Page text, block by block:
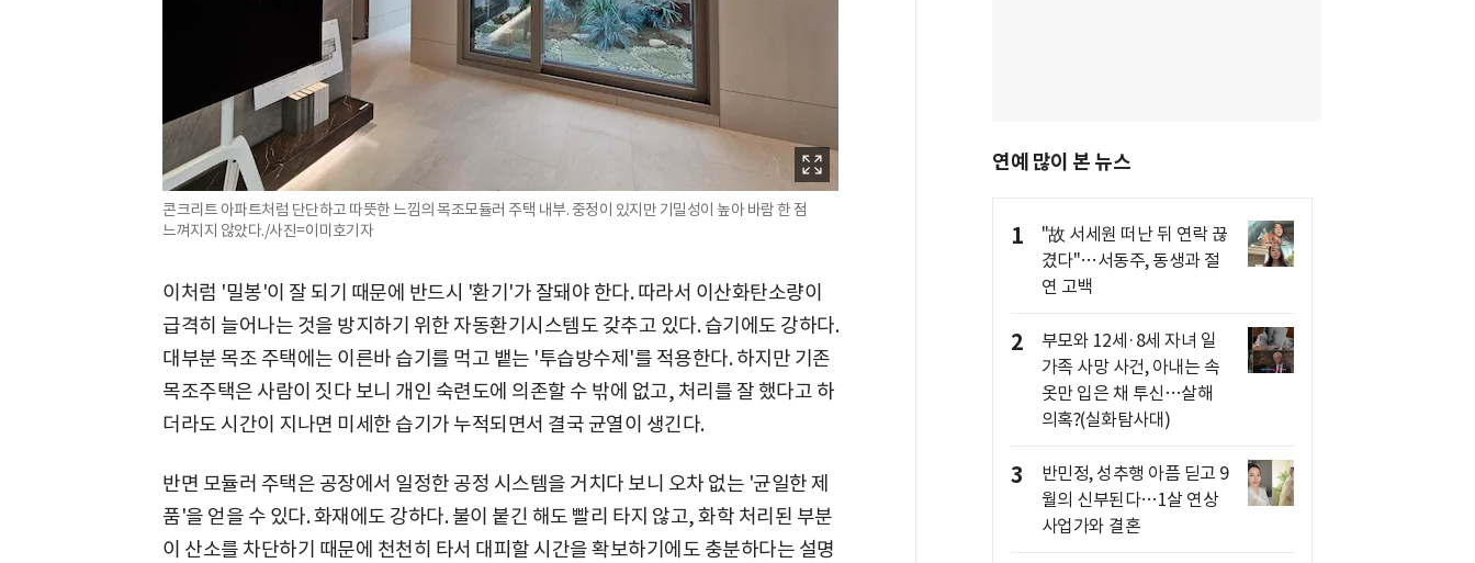
콘크리트 아파트처럼 단단하고 따뜻한 느낌의 목조모듈러 주택 내부. 중정이 있지만 기밀성이 높아 바람 한 점
느껴지지 않았다./사진=이미호기자
이처럼 '밀봉'이 잘 되기 때문에 반드시 '환기'가 잘돼야 한다. 따라서 이산화탄소량이
급격히 늘어나는 것을 방지하기 위한 자동환기시스템도 갖추고 있다. 습기에도 강하다.
대부분 목조 주택에는 이른바 습기를 먹고 뱉는 '투습방수제'를 적용한다. 하지만 기존
목조주택은 사람이 짓다 보니 개인 숙련도에 의존할 수 밖에 없고, 처리를 잘 했다고 하
더라도 시간이 지나면 미세한 습기가 누적되면서 결국 균열이 생긴다.
반면 모듈러 주택은 공장에서 일정한 공정 시스템을 거치다 보니 오차 없는 '균일한 제
품'을 얻을 수 있다. 화재에도 강하다. 불이 붙긴 해도 빨리 타지 않고, 화학 처리된 부분
이 산소를 차단하기 때문에 천천히 타서 대피할 시간을 확보하기에도 충분하다는 설명
연예 많이 본 뉴스
1
"故 서세원 떠난 뒤 연락 끊
겼다"…서동주, 동생과 절
연 고백
2
부모와 12세·8세 자녀 일
가족 사망 사건, 아내는 속
옷만 입은 채 투신…살해
의혹?(실화탐사대)
3
반민정, 성추행 아픔 딛고 9
월의 신부된다…1살 연상
사업가와 결혼